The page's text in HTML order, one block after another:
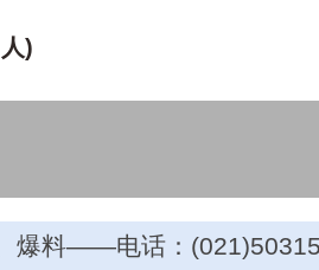
)
爆料——电话：